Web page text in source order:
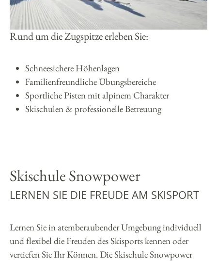
Rund um die Zugspitze erleben Sie:
Schneesichere Höhenlagen
Familienfreundliche Übungsbereiche
Sportliche Pisten mit alpinem Charakter
Skischulen & professionelle Betreuung
Skischule Snowpower
LERNEN SIE DIE FREUDE AM SKISPORT
Lernen Sie in atemberaubender Umgebung individuell
und flexibel die Freuden des Skisports kennen oder
vertiefen Sie Ihr Können. Die Skischule Snowpower